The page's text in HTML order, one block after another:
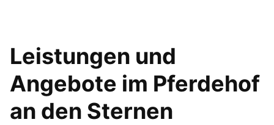
Leistungen und
Angebote im Pferdehof
an den Sternen